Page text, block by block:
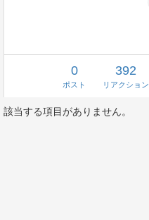
0
ポスト
392
リアクション
該当する項目がありません。